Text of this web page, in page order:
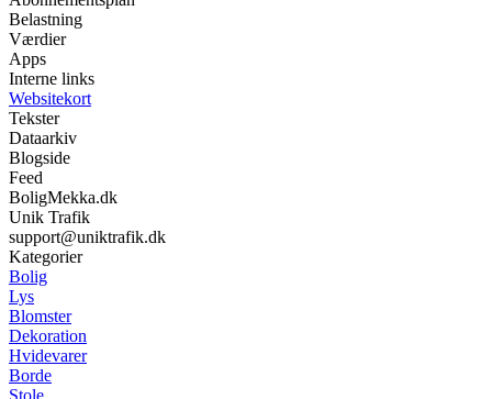
Belastning
Værdier
Apps
Interne links
Websitekort
Tekster
Dataarkiv
Blogside
Feed
BoligMekka.dk
Unik Trafik
support@uniktrafik.dk
Kategorier
Bolig
Lys
Blomster
Dekoration
Hvidevarer
Borde
Stole